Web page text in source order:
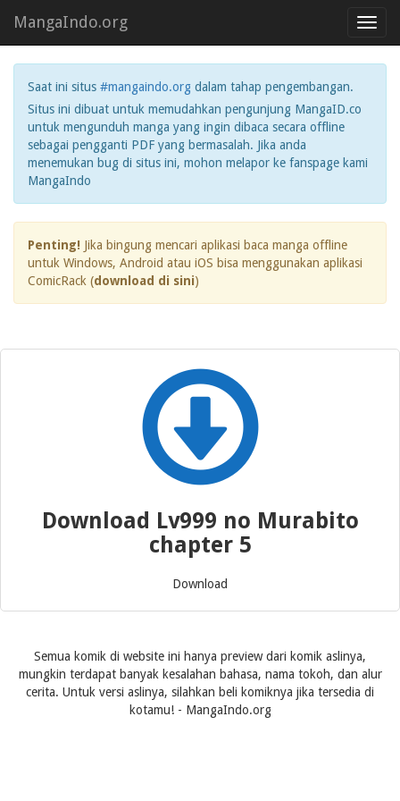
MangaIndo.org
Saat ini situs #mangaindo.org dalam tahap pengembangan.
Situs ini dibuat untuk memudahkan pengunjung MangaID.co
untuk mengunduh manga yang ingin dibaca secara offline
sebagai pengganti PDF yang bermasalah. Jika anda
menemukan bug di situs ini, mohon melapor ke fanspage kami
MangaIndo
Penting! Jika bingung mencari aplikasi baca manga offline
untuk Windows, Android atau iOS bisa menggunakan aplikasi
ComicRack (download di sini)
Download Lv999 no Murabito
chapter 5
Download
Semua komik di website ini hanya preview dari komik aslinya,
mungkin terdapat banyak kesalahan bahasa, nama tokoh, dan alur
cerita. Untuk versi aslinya, silahkan beli komiknya jika tersedia di
kotamu! - MangaIndo.org